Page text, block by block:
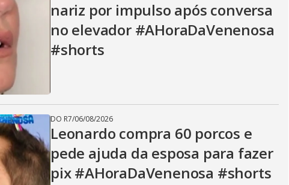
nariz por impulso após conversa
no elevador #AHoraDaVenenosa
#shorts
DO R7/06/08/2026
Leonardo compra 60 porcos e
pede ajuda da esposa para fazer
pix #AHoraDaVenenosa #shorts